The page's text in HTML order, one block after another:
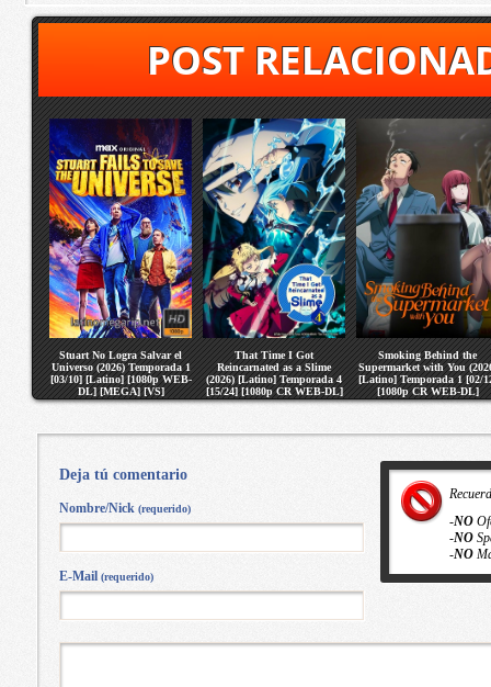
POST
Stuart No Logra Salvar el
Universo (2026) Temporada 1
[03/10] [Latino] [1080p WEB-
DL] [MEGA] [VS]
That Time I Got
Reincarnated as a Slime
(2026) [Latino] Temporada 4
[15/24] [1080p CR WEB-DL]
[MEGA] [VS]
Smoking Behind the
Supermarket with You
[Latino] Temporada 1 [02/
[1080p CR WEB-DL]
[MEGA] [VS]
-NO
-NO
-NO
Deja tú comentario
Nombre/Nick (requerido)
E-Mail (requerido)